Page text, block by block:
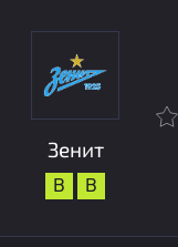
Зенит
В В